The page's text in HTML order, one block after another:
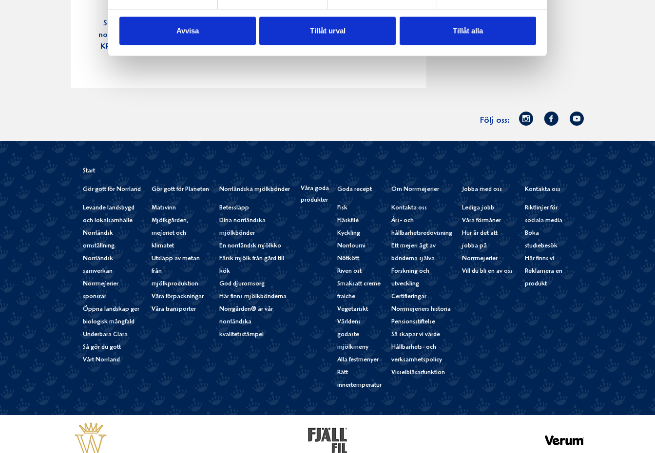
Avvisa Tillåt urval Tillåt alla
Smör Eko
normalsaltat
KRAV 500g
Fraichen 34%
500g
Fraichen 34%
200g
500g
Följ oss:
Norrmejerier
Instagram
Facebook
Youtube
Start
Gör gott för Norrland
Levande landsbygd
och lokalsamhälle
Norrländsk
omställning
Norrländsk
samverkan
Norrmejerier
sponsrar
Öppna landskap ger
biologisk mångfald
Underbara Clara
Så gör du gott
Vårt Norrland
Gör gott för Planeten
Matsvinn
Mjölkgården,
mejeriet och
klimatet
Utsläpp av metan
från
mjölkproduktion
Våra förpackningar
Våra transporter
Norrländska mjölkbönder
Betessläpp
Dina norrländska
mjölkbönder
En norrländsk mjölkko
Färsk mjölk från gård till
kök
God djuromsorg
Här finns mjölkbönderna
Norrgården® är vår
norrländska
kvalitetsstämpel
Våra goda
produkter
Goda recept
Fisk
Fläskfilé
Kyckling
Norrloumi
Nötkött
Riven ost
Smaksatt creme
fraiche
Vegetariskt
Världens
godaste
mjölkmeny
Alla festmenyer
Rätt
innertemperatur
Om Norrmejerier
Kontakta oss
Års- och
hållbarhetsredovisning
Ett mejeri ägt av
bönderna själva
Forskning och
utveckling
Certifieringar
Norrmejeriers historia
Pensionsstiftelse
Så skapar vi värde
Hållbarhets- och
verksamhetspolicy
Visselblåsarfunktion
Jobba med oss
Lediga jobb
Våra förmåner
Hur är det att
jobba på
Norrmejerier
Vill du bli en av oss
Kontakta oss
Riktlinjer för
sociala media
Boka
studiebesök
Här finns vi
Reklamera en
produkt
Fjällfil